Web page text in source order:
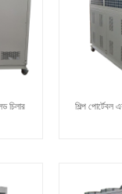
চিলার
শিল্প পোর্টেবল